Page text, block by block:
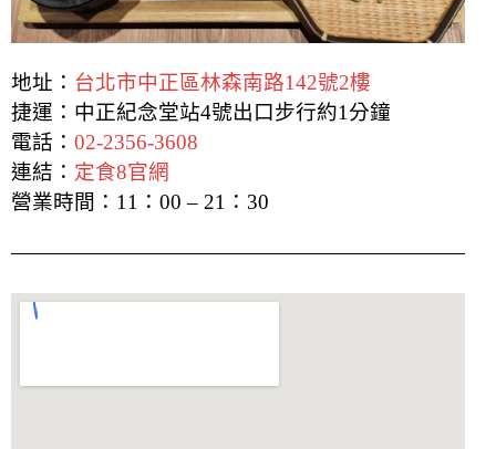
地址： 台北市中正區林森南路142號2樓
捷運：中正紀念堂站4號出口步行約1分鐘
電話： 02-2356-3608
連結： 定食8官網
營業時間： 11：00 – 21：30